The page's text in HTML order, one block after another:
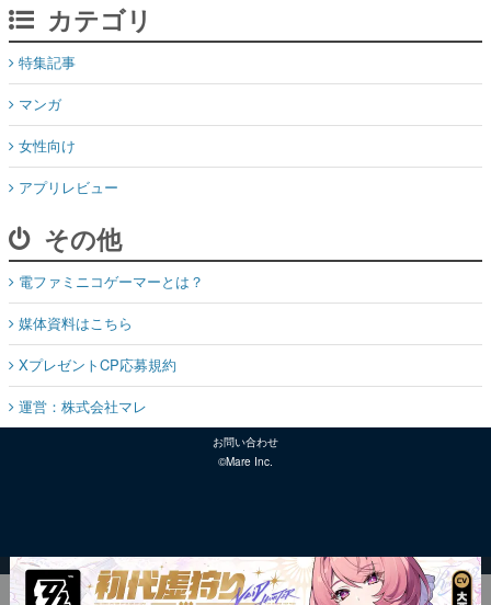
カテゴリ
特集記事
マンガ
女性向け
アプリレビュー
その他
電ファミニコゲーマーとは？
媒体資料はこちら
XプレゼントCP応募規約
運営：株式会社マレ
お問い合わせ
©Mare Inc.